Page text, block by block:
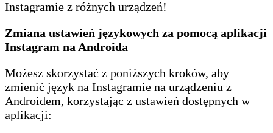
Instagramie z różnych urządzeń!
Zmiana ustawień językowych za pomocą aplikacji
Instagram na Androida
Możesz skorzystać z poniższych kroków, aby
zmienić język na Instagramie na urządzeniu z
Androidem, korzystając z ustawień dostępnych w
aplikacji: